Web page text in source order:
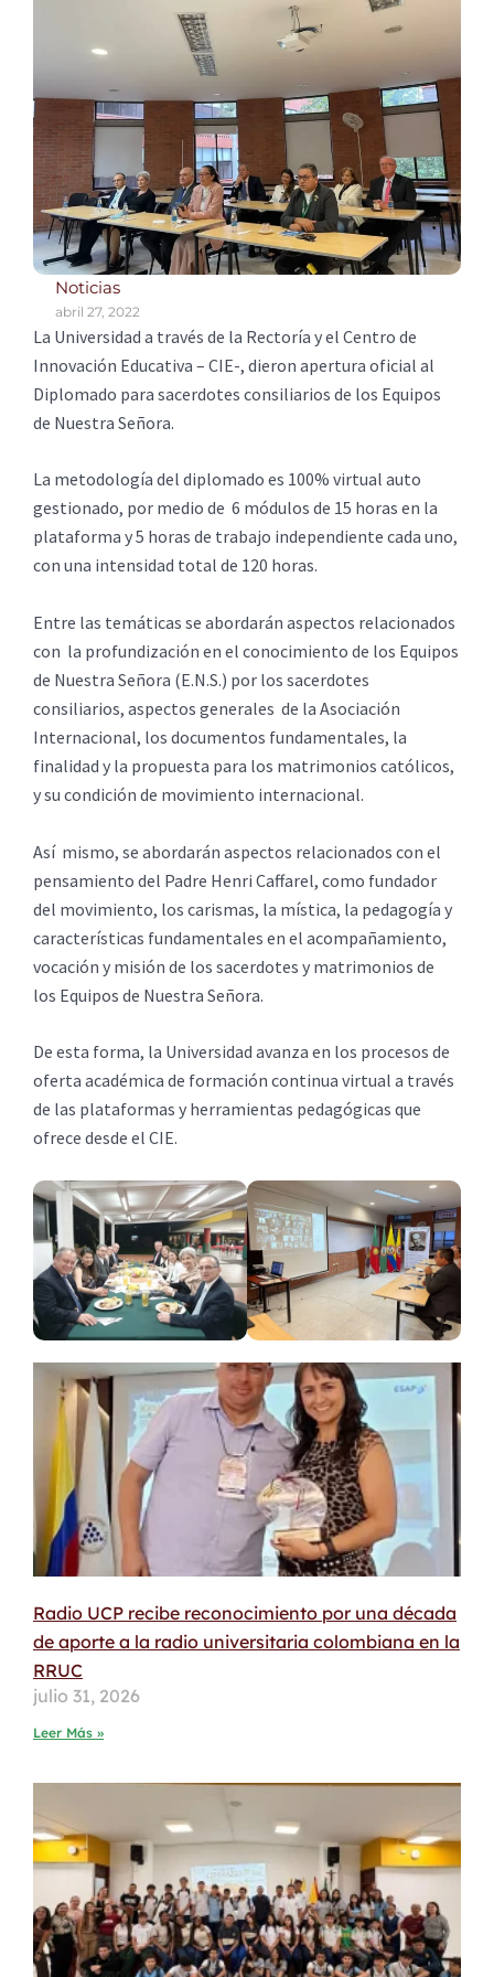
Noticias
abril 27, 2022
La Universidad a través de la Rectoría y el Centro de
Innovación Educativa – CIE-, dieron apertura oficial al
Diplomado para sacerdotes consiliarios de los Equipos
de Nuestra Señora.
La metodología del diplomado es 100% virtual auto
gestionado, por medio de 6 módulos de 15 horas en la
plataforma y 5 horas de trabajo independiente cada uno,
con una intensidad total de 120 horas.
Entre las temáticas se abordarán aspectos relacionados
con la profundización en el conocimiento de los Equipos
de Nuestra Señora (E.N.S.) por los sacerdotes
consiliarios, aspectos generales de la Asociación
Internacional, los documentos fundamentales, la
finalidad y la propuesta para los matrimonios católicos,
y su condición de movimiento internacional.
Así mismo, se abordarán aspectos relacionados con el
pensamiento del Padre Henri Caffarel, como fundador
del movimiento, los carismas, la mística, la pedagogía y
características fundamentales en el acompañamiento,
vocación y misión de los sacerdotes y matrimonios de
los Equipos de Nuestra Señora.
De esta forma, la Universidad avanza en los procesos de
oferta académica de formación continua virtual a través
de las plataformas y herramientas pedagógicas que
ofrece desde el CIE.
Radio UCP recibe reconocimiento por una década
de aporte a la radio universitaria colombiana en la
RRUC
julio 31, 2026
Leer Más »